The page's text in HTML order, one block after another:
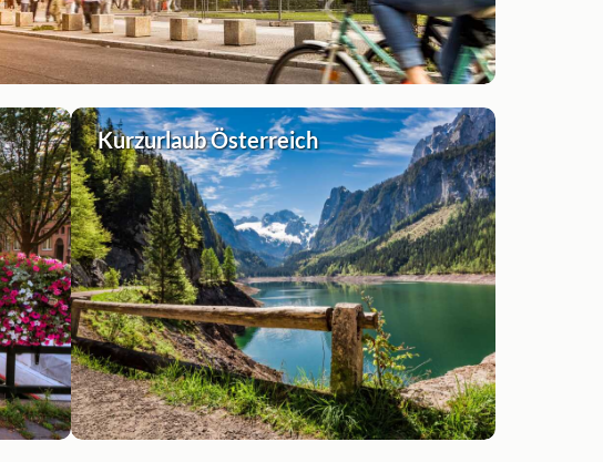
Kurzurlaub Österreich